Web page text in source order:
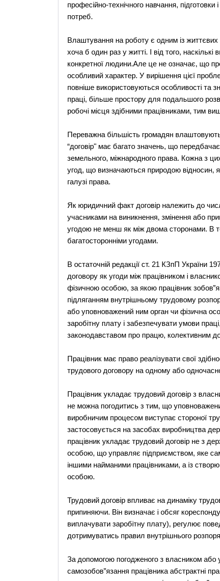
професійно-технічного навчання, підготовки
потреб.
Влаштування на роботу є одним із
хоча б один раз у житті. І від того,
конкретної людини.Але це не означає, що
особливий характер. У вирішення цієї
повніше використовуються особливості та
праці, більше простору для подальшого
робочі місця здібними працівниками, тим
Переважна більшість громадян
“договір" має багато значень, що
земельного, міжнародного права. Кожна з
угод, що визначаються природою відносин,
галузі права.
Як юридичний факт договір належить до
учасниками на виникнення, змінення або
угодою не менш як між двома сторонами. В
багатосторонніми угодами.
В остаточній редакції ст. 21 КЗпП України
договору як угоди між працівником і
фізичною особою, за якою працівник
підляганням внутрішньому трудовому
або уповноважений ним орган чи фізична
заробітну плату і забезпечувати умови
законодавставом про працю, колективним
Працівник має право реалізувати свої
трудового договору на одному або
Працівник укладає трудовий договір з
не можна погодитись з тим, що
виробничим процесом виступає стороної
застосовується на засобах виробництва
працівник укладає трудовий договір не з
особою, що управляє підприємством, яке
іншими найманими працівниками, а із
особою.
Трудовий договір впливає на динаміку
припиняючи. Він визначає і обсяг
виплачувати заробітну плату), регулює
дотримуватись правил внутрішнього
За допомогою погодженого з власником
самозобов”язання працівника абстрактні